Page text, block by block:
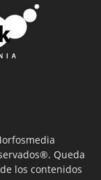
Queda
los contenidos